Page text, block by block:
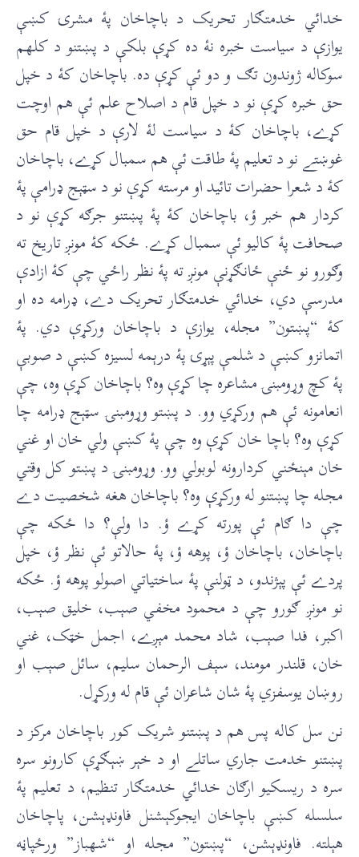
خدائي خدمتګار تحريک د باچاخان پۀ مشرۍ کښې
يوازې د سياست خبره نۀ ده کړې بلکې د پښتنو د کلهم
سوکاله ژوندون تګ و دو ئې کړې ده. باچاخان کۀ د خپل
حق خبره کړې نو د خپل قام د اصلاح علم ئې هم اوچت
کړے، باچاخان کۀ د سياست لۀ لارې د خپل قام حق
غوښتے نو د تعليم پۀ طاقت ئې هم سمبال کړے، باچاخان
کۀ د شعرا حضرات تائيد او مرسته کړې نو د سټېج ډرامې پۀ
کردار هم خبر ؤ، باچاخان کۀ پۀ پښتنو جرګه کړې نو د
صحافت پۀ کاليو ئې سمبال کړے. ځکه کۀ مونږ تاريخ ته
وګورو نو ځنې ځانګړنې مونږ ته پۀ نظر راځي چې کۀ ازادې
مدرسې دي، خدائي خدمتګار تحريک دے، ډرامه ده او
کۀ “پښتون” مجله، يوازې د باچاخان ورکړې دي. پۀ
اتمانزو کښې د شلمې پېړۍ پۀ درېمه لسيزه کښې د صوبې
پۀ کچ وړومبنۍ مشاعره چا کړې وه؟ باچاخان کړې وه، چې
انعامونه ئې هم ورکړي وو. د پښتو وړومبنۍ سټېج ډرامه چا
کړې وه؟ باچا خان کړې وه چې پۀ کښې ولي خان او غني
خان مېنځني کردارونه لوبولي وو. وړومبنۍ د پښتو کل وقتي
مجله چا پښتنو له ورکړې وه؟ باچاخان هغه شخصيت دے
چې دا ګام ئې پورته کړے ؤ. دا ولې؟ دا ځکه چې
باچاخان، باچاخان ؤ، پوهه ؤ، پۀ حالاتو ئې نظر ؤ، خپل
پردے ئې پېژندو، د ټولنې پۀ ساختياتي اصولو پوهه ؤ. ځکه
نو مونږ ګورو چې د محمود مخفي صېب، خليق صېب،
اکبر، فدا صېب، شاد محمد مېږے، اجمل خټک، غني
خان، قلندر مومند، سېف الرحمان سليم، سائل صېب او
روښان يوسفزي پۀ شان شاعران ئې قام له ورکړل.
نن سل کاله پس هم د پښتنو شريک کور باچاخان مرکز د
پښتنو خدمت جاري ساتلے او د خېر ښېګړې کارونو سره
سره د ريسکيو ارګان خدائي خدمتګار تنظيم، د تعليم پۀ
سلسله کښې باچاخان ايجوکېشنل فاونډېشن، پاچاخان
هېلته. فاونډېشن، “پښتون” مجله او “شهباز” ورځپاڼه